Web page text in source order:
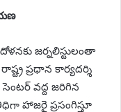
జర్నలిస్టులంతా
ప్రధాన కార్యదర్శి
వద్ద జరిగిన
హాజరై ప్రసంగిస్తూ